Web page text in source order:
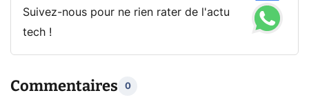
Suivez-nous pour ne rien rater de l'actu
tech !
Commentaires 0